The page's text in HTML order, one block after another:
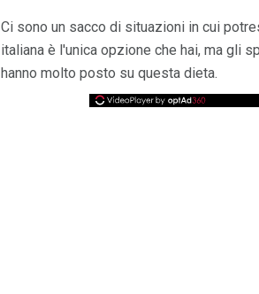
Ci sono un sacco di situazioni in cui
italiana è l'unica opzione che hai, ma gli
hanno molto posto su questa dieta.